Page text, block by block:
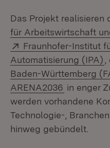
Das Projekt realisieren
für Arbeitswirtschaft
Extern:
Fraunhofer-Institut
Automatisierung (IPA)
Baden-Württemberg
ARENA2036 (Öffnet in
in enger
werden vorhandene
Technologie-,
hinweg gebündelt.